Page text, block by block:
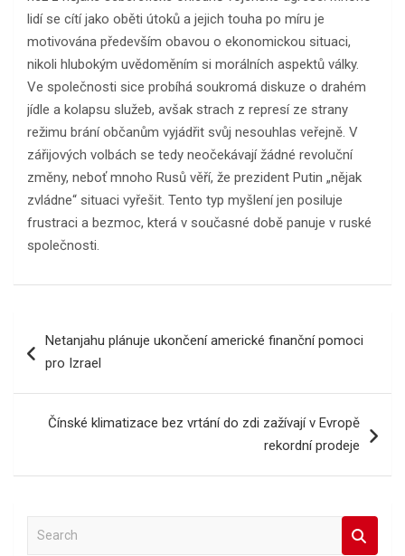
lidí se cítí jako oběti útoků a jejich touha po míru je
motivována především obavou o ekonomickou situaci,
nikoli hlubokým uvědoměním si morálních aspektů války.
Ve společnosti sice probíhá soukromá diskuze o drahém
jídle a kolapsu služeb, avšak strach z represí ze strany
režimu brání občanům vyjádřit svůj nesouhlas veřejně. V
zářijových volbách se tedy neočekávají žádné revoluční
změny, neboť mnoho Rusů věří, že prezident Putin „nějak
zvládne“ situaci vyřešit. Tento typ myšlení jen posiluje
frustraci a bezmoc, která v současné době panuje v ruské
společnosti.
proNetanjahu plánuje ukončení americké finanční pomoci
pro Izrael
Čínské klimatizace bez vrtání do zdi zažívají v Evropě
rekordní prodeje